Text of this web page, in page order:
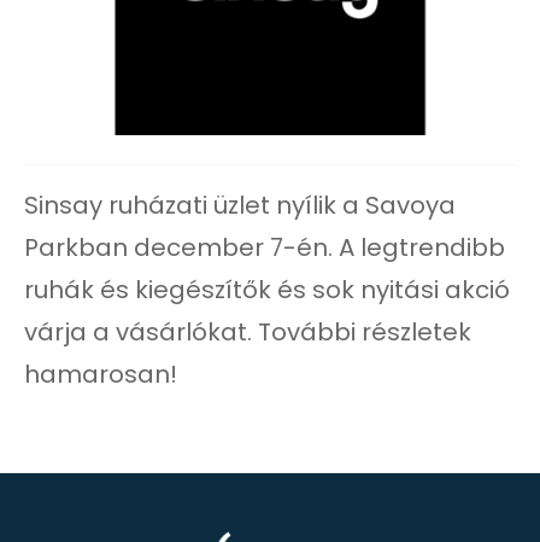
Sinsay ruházati üzlet nyílik a Savoya
Parkban december 7-én. A legtrendibb
ruhák és kiegészítők és sok nyitási akció
várja a vásárlókat. További részletek
hamarosan!